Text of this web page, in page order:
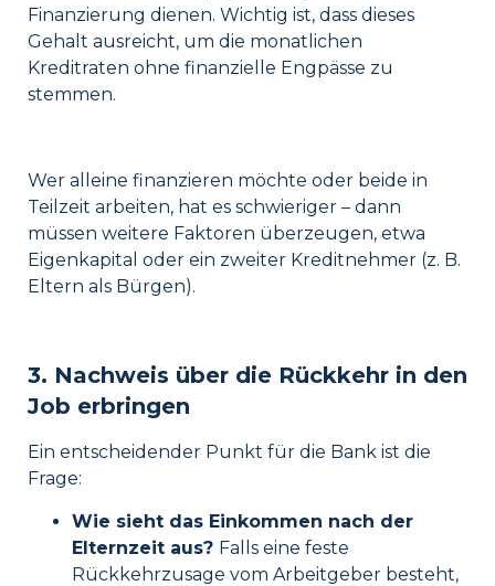
Finanzierung dienen. Wichtig ist, dass dieses
Gehalt ausreicht, um die monatlichen
Kreditraten ohne finanzielle Engpässe zu
stemmen.
Wer alleine finanzieren möchte oder beide in
Teilzeit arbeiten, hat es schwieriger – dann
müssen weitere Faktoren überzeugen, etwa
Eigenkapital oder ein zweiter Kreditnehmer (z. B.
Eltern als Bürgen).
3. Nachweis über die Rückkehr in den
Job erbringen
Ein entscheidender Punkt für die Bank ist die
Frage:
Wie sieht das Einkommen nach der
Elternzeit aus? Falls eine feste
Rückkehrzusage vom Arbeitgeber besteht,